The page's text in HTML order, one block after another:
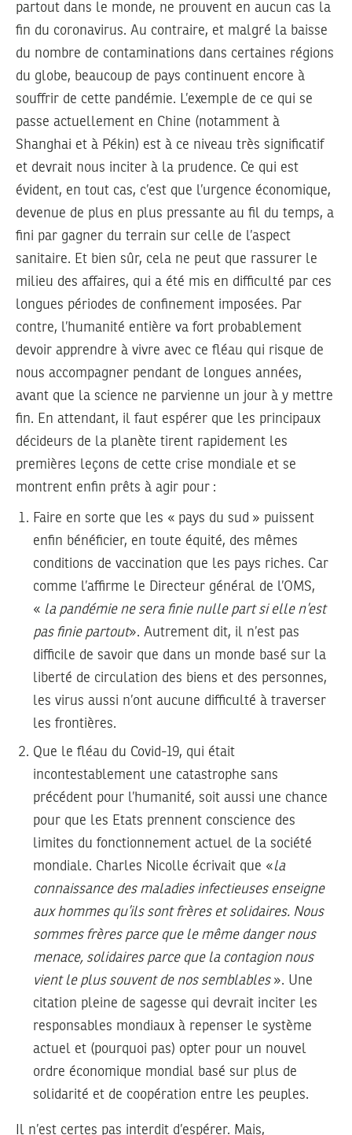
partout dans le monde, ne prouvent en aucun cas la
fin du coronavirus. Au contraire, et malgré la baisse
du nombre de contaminations dans certaines régions
du globe, beaucoup de pays continuent encore à
souffrir de cette pandémie. L’exemple de ce qui se
passe actuellement en Chine (notamment à
Shanghai et à Pékin) est à ce niveau très significatif
et devrait nous inciter à la prudence. Ce qui est
évident, en tout cas, c’est que l’urgence économique,
devenue de plus en plus pressante au fil du temps, a
fini par gagner du terrain sur celle de l’aspect
sanitaire. Et bien sûr, cela ne peut que rassurer le
milieu des affaires, qui a été mis en difficulté par ces
longues périodes de confinement imposées. Par
contre, l’humanité entière va fort probablement
devoir apprendre à vivre avec ce fléau qui risque de
nous accompagner pendant de longues années,
avant que la science ne parvienne un jour à y mettre
fin. En attendant, il faut espérer que les principaux
décideurs de la planète tirent rapidement les
premières leçons de cette crise mondiale et se
montrent enfin prêts à agir pour :
Faire en sorte que les « pays du sud » puissent
enfin bénéficier, en toute équité, des mêmes
conditions de vaccination que les pays riches. Car
comme l’affirme le Directeur général de l’OMS,
« la pandémie ne sera finie nulle part si elle n’est
pas finie partout». Autrement dit, il n’est pas
difficile de savoir que dans un monde basé sur la
liberté de circulation des biens et des personnes,
les virus aussi n’ont aucune difficulté à traverser
les frontières.
Que le fléau du Covid-19, qui était
incontestablement une catastrophe sans
précédent pour l’humanité, soit aussi une chance
pour que les Etats prennent conscience des
limites du fonctionnement actuel de la société
mondiale. Charles Nicolle écrivait que «la
connaissance des maladies infectieuses enseigne
aux hommes qu’ils sont frères et solidaires. Nous
sommes frères parce que le même danger nous
menace, solidaires parce que la contagion nous
vient le plus souvent de nos semblables ». Une
citation pleine de sagesse qui devrait inciter les
responsables mondiaux à repenser le système
actuel et (pourquoi pas) opter pour un nouvel
ordre économique mondial basé sur plus de
solidarité et de coopération entre les peuples.
Il n’est certes pas interdit d’espérer. Mais,